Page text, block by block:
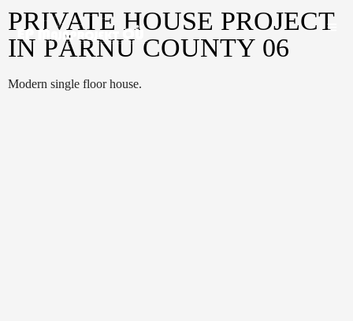
PRIVATE HOUSE PROJECT
IN PÄRNU COUNTY 06
Modern single floor house.